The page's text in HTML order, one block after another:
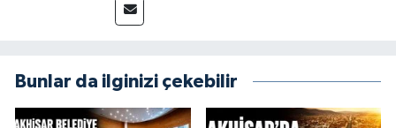
Bunlar da ilginizi çekebilir